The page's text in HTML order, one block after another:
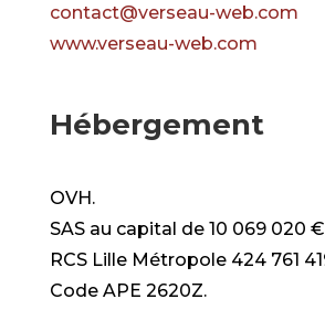
contact@verseau-web.com
www.verseau-web.com
Hébergement
OVH.
SAS au capital de 10 069 020
RCS Lille Métropole 424 761
Code APE 2620Z.